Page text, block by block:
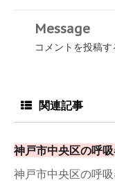
Message
コメントを投稿す
関連記事
神戸市中央区の呼
神戸市中央区の呼